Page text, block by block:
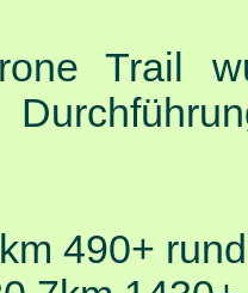
Trail
490+